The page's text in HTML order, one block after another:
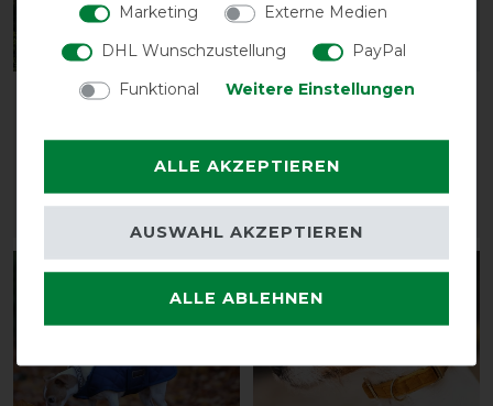
Kentucky Dogwear
160g - Bordeaux
Kentucky Dogwear
"Velvet" - Light Blue
31,99 € *
-20%
Marketing
Externe Medien
DHL Wunschzustellung
PayPal
Funktional
Weitere Einstellungen
ALLE AKZEPTIEREN
ALLE ABLEHNEN
AUSWAHL AKZEPTIEREN